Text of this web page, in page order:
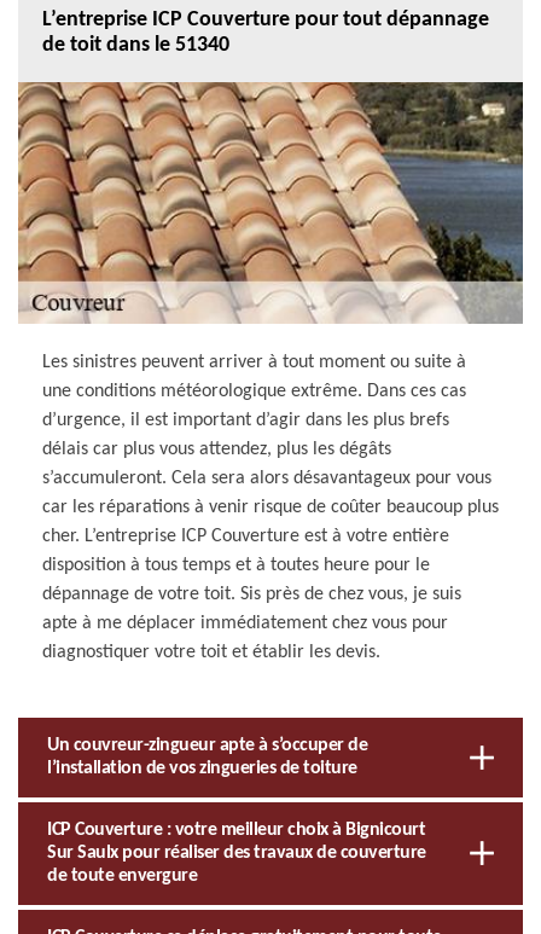
L’entreprise ICP Couverture pour tout dépannage
de toit dans le 51340
Les sinistres peuvent arriver à tout moment ou suite à
une conditions météorologique extrême. Dans ces cas
d’urgence, il est important d’agir dans les plus brefs
délais car plus vous attendez, plus les dégâts
s’accumuleront. Cela sera alors désavantageux pour vous
car les réparations à venir risque de coûter beaucoup plus
cher. L’entreprise ICP Couverture est à votre entière
disposition à tous temps et à toutes heure pour le
dépannage de votre toit. Sis près de chez vous, je suis
apte à me déplacer immédiatement chez vous pour
diagnostiquer votre toit et établir les devis.
Un couvreur-zingueur apte à s’occuper de
l’installation de vos zingueries de toiture
ICP Couverture : votre meilleur choix à Bignicourt
Sur Saulx pour réaliser des travaux de couverture
de toute envergure